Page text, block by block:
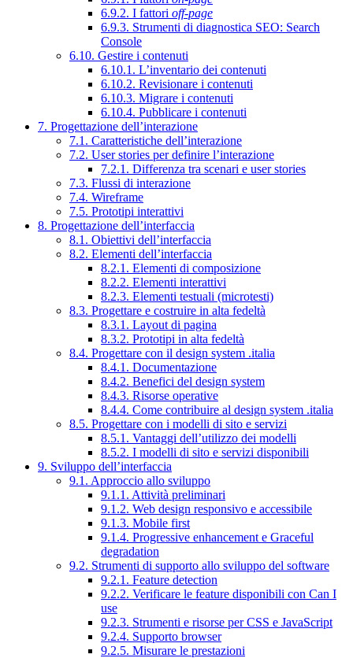
6.9.2. I fattori off-page
6.9.3. Strumenti di diagnostica SEO: Search
Console
6.10. Gestire i contenuti
6.10.1. L’inventario dei contenuti
6.10.2. Revisionare i contenuti
6.10.3. Migrare i contenuti
6.10.4. Pubblicare i contenuti
7. Progettazione dell’interazione
7.1. Caratteristiche dell’interazione
7.2. User stories per definire l’interazione
7.2.1. Differenza tra scenari e user stories
7.3. Flussi di interazione
7.4. Wireframe
7.5. Prototipi interattivi
8. Progettazione dell’interfaccia
8.1. Obiettivi dell’interfaccia
8.2. Elementi dell’interfaccia
8.2.1. Elementi di composizione
8.2.2. Elementi interattivi
8.2.3. Elementi testuali (microtesti)
8.3. Progettare e costruire in alta fedeltà
8.3.1. Layout di pagina
8.3.2. Prototipi in alta fedeltà
8.4. Progettare con il design system .italia
8.4.1. Documentazione
8.4.2. Benefici del design system
8.4.3. Risorse operative
8.4.4. Come contribuire al design system .italia
8.5. Progettare con i modelli di sito e servizi
8.5.1. Vantaggi dell’utilizzo dei modelli
8.5.2. I modelli di sito e servizi disponibili
9. Sviluppo dell’interfaccia
9.1. Approccio allo sviluppo
9.1.1. Attività preliminari
9.1.2. Web design responsivo e accessibile
9.1.3. Mobile first
9.1.4. Progressive enhancement e Graceful
degradation
9.2. Strumenti di supporto allo sviluppo del software
9.2.1. Feature detection
9.2.2. Verificare le feature disponibili con Can I
use
9.2.3. Strumenti e risorse per CSS e JavaScript
9.2.4. Supporto browser
9.2.5. Misurare le prestazioni